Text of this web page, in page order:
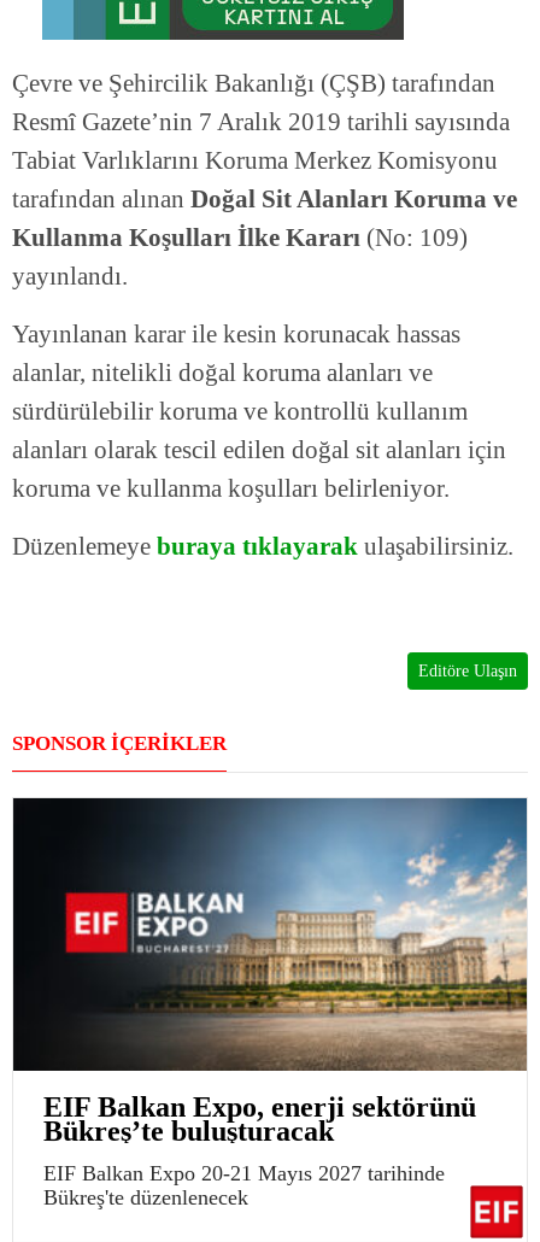
Çevre ve Şehircilik Bakanlığı (ÇŞB) tarafından
Resmî Gazete’nin 7 Aralık 2019 tarihli sayısında
Tabiat Varlıklarını Koruma Merkez Komisyonu
tarafından alınan Doğal Sit Alanları Koruma ve
Kullanma Koşulları İlke Kararı (No: 109)
yayınlandı.
Yayınlanan karar ile kesin korunacak hassas
alanlar, nitelikli doğal koruma alanları ve
sürdürülebilir koruma ve kontrollü kullanım
alanları olarak tescil edilen doğal sit alanları için
koruma ve kullanma koşulları belirleniyor.
Düzenlemeye buraya tıklayarak ulaşabilirsiniz.
Editöre Ulaşın
SPONSOR İÇERİKLER
EIF Balkan Expo, enerji sektörünü
Bükreş’te buluşturacak
EIF Balkan Expo 20-21 Mayıs 2027 tarihinde
Bükreş'te düzenlenecek